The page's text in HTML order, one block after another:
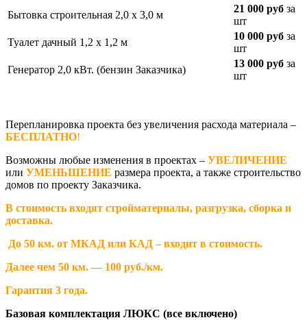
Бытовка строительная 2,0 х 3,0 м
21 000 руб за
шт
Туалет дачный 1,2 х 1,2 м
10 000 руб за
шт
Генератор 2,0 кВт. (бензин Заказчика)
13 000 руб за
шт
Перепланировка проекта без увеличения расхода материала –
БЕСПЛАТНО!
Возможны любые изменения в проектах – УВЕЛИЧЕНИЕ
или УМЕНЬШЕНИЕ размера проекта, а также строительство
домов по проекту Заказчика.
В стоимость входят стройматериалы, разгрузка, сборка и
доставка.
До 50 км. от МКАД или КАД – входит в стоимость.
Далее чем 50 км. — 100 руб./км.
Гарантия 3 года.
Базовая комплектация ЛЮКС (все включено)